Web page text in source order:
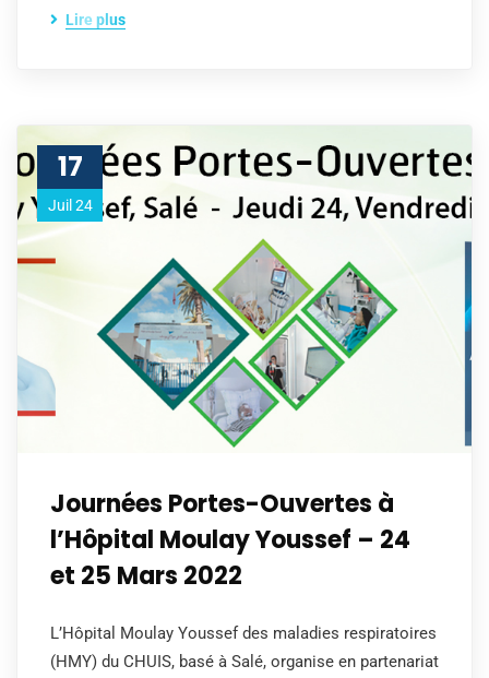
Lire plus
17
Juil 24
Journées Portes-Ouvertes à
l’Hôpital Moulay Youssef – 24
et 25 Mars 2022
L’Hôpital Moulay Youssef des maladies respiratoires
(HMY) du CHUIS, basé à Salé, organise en partenariat